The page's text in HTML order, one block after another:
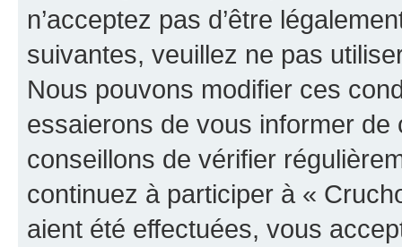
n’acceptez pas d’être
suivantes, veuillez ne pas
Nous pouvons modifier ces
essaierons de vous informer
conseillons de vérifier
continuez à participer à «
aient été effectuées, vous